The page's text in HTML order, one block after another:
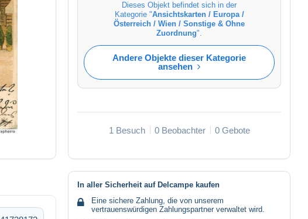
Dieses Objekt befindet sich in der
Kategorie "Ansichtskarten / Europa /
Österreich / Wien / Sonstige & Ohne
Zuordnung".
Andere Objekte dieser Kategorie
ansehen
1 Besuch 0 Beobachter 0 Gebote
In aller Sicherheit auf Delcampe kaufen
Eine sichere Zahlung, die von unserem
vertrauenswürdigen Zahlungspartner verwaltet wird.